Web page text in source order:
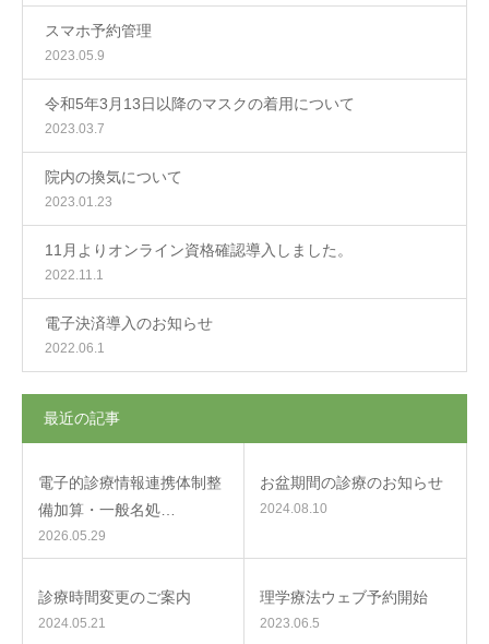
スマホ予約管理
2023.05.9
令和5年3月13日以降のマスクの着用について
2023.03.7
院内の換気について
2023.01.23
11月よりオンライン資格確認導入しました。
2022.11.1
電子決済導入のお知らせ
2022.06.1
最近の記事
電子的診療情報連携体制整
備加算・一般名処…
2026.05.29
お盆期間の診療のお知らせ
2024.08.10
診療時間変更のご案内
2024.05.21
理学療法ウェブ予約開始
2023.06.5